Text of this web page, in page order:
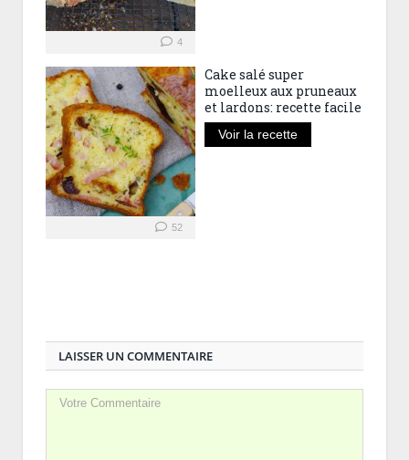
4
52
Cake salé super
moelleux aux pruneaux
et lardons: recette facile
Voir la recette
LAISSER UN COMMENTAIRE